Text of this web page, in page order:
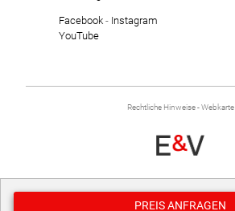
PREIS ANFRAGEN
Facebook- Instagram
YouTube
Rechtliche Hinweise-Webkarte